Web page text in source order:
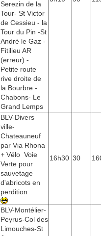
Serezin de la
Tour- St Victor
de Cessieu - la
Tour du Pin -St
André le Gaz -
Fitilieu AR
(erreur) -
Petite route
rive droite de
la Bourbre -
Chabons- Le
Grand Lemps
BLV-Divers
ville-
Chateauneuf
par Via Rhona
+ Vélo Voie
Verte pour
sauvetage
d'abricots en
perdition
16h30 30
BLV-Montélier-
Peyrus-Col des
Limouches-St